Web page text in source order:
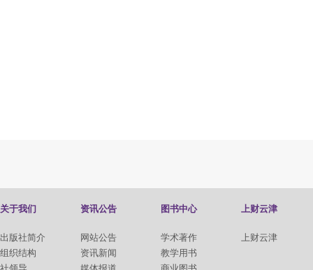
关于我们
出版社简介
组织结构
资讯公告
网站公告
资讯新闻
图书中心
学术著作
教学用书
上财云津
上财云津